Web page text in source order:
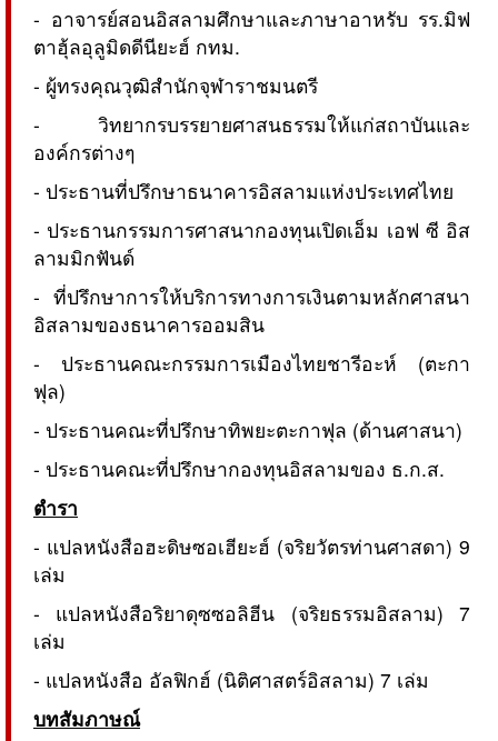
- อาจารย์สอนอิสลามศึกษาและภาษาอาหรับ รร.มิฟ
ตาฮุ้ลอุลูมิดดีนียะฮ์ กทม.
- ผู้ทรงคุณวุฒิสำนักจุฬาราชมนตรี
- วิทยากรบรรยายศาสนธรรมให้แก่สถาบันและ
องค์กรต่างๆ
- ประธานที่ปรึกษาธนาคารอิสลามแห่งประเทศไทย
- ประธานกรรมการศาสนากองทุนเปิดเอ็ม เอฟ ซี อิส
ลามมิกฟันด์
- ที่ปรึกษาการให้บริการทางการเงินตามหลักศาสนา
อิสลามของธนาคารออมสิน
- ประธานคณะกรรมการเมืองไทยชารีอะห์ (ตะกา
ฟุล)
- ประธานคณะที่ปรึกษาทิพยะตะกาฟุล (ด้านศาสนา)
- ประธานคณะที่ปรึกษากองทุนอิสลามของ ธ.ก.ส.
ตำรา
- แปลหนังสือฮะดิษซอเฮียะฮ์ (จริยวัตรท่านศาสดา) 9
เล่ม
- แปลหนังสือริยาดุซซอลิฮีน (จริยธรรมอิสลาม) 7
เล่ม
- แปลหนังสือ อัลฟิกฮ์ (นิติศาสตร์อิสลาม) 7 เล่ม
บทสัมภาษณ์